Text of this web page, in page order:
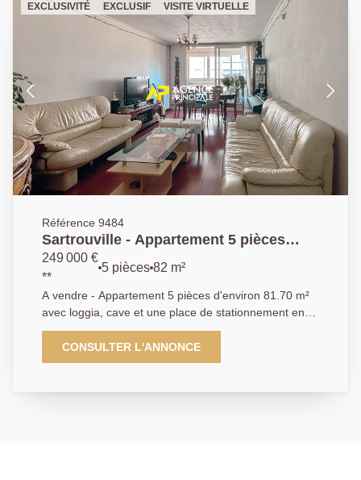
EXCLUSIVITÉ EXCLUSIF VISITE VIRTUELLE
Référence 9484
Sartrouville - Appartement 5 pièces
81.70 m² avec loggia, cave et parking
249 000 €
**
5 pièces 82 m²
A vendre - Appartement 5 pièces d'environ 81.70 m²
avec loggia, cave et une place de stationnement en
sous-sol. Cet appartement comprend : - Entrée avec
placards, séjour et salle à manger, cuisine équipée
fermée, W.C indépendant, couloir desservant 3
CONSULTER L'ANNONCE